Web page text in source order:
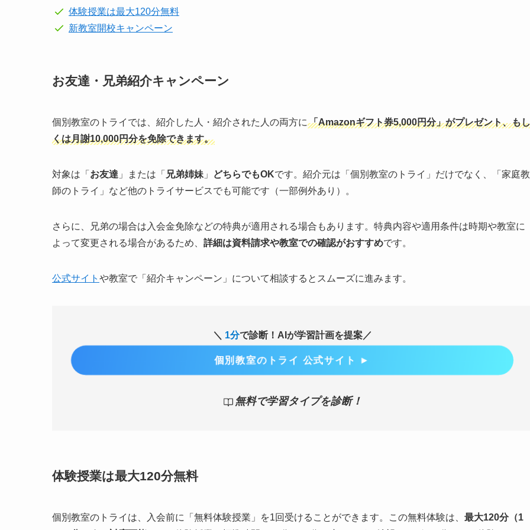
体験授業は最大120分無料
新教室開校キャンペーン
お友達・兄弟紹介キャンペーン
個別教室のトライでは、紹介した人・紹介された人の両方に 「Amazonギフト券5,000円分」がプレゼント、もし
くは月謝10,000円分を免除できます。
対象は「 お友達 」または「 兄弟姉妹 」 どちらでもOKです。紹介元は「個別教室のトライ」だけでなく、「家庭教
師のトライ」など他のトライサービスでも可能です（一部例外あり）。
さらに、兄弟の場合は入会金免除などの特典が適用される場合もあります。特典内容や適用条件は時期や教室に
よって変更される場合があるため、 詳細は資料請求や教室での確認がおすすめです。
公式サイト や教室で「紹介キャンペーン」について相談するとスムーズに進みます。
＼ 1分で診断！AIが学習計画を提案／
個別教室のトライ 公式サイト ►
無料で学習タイプを診断！
体験授業は最大120分無料
個別教室のトライは、入会前に「無料体験授業」を1回受けることができます。この無料体験は、 最大120分（1